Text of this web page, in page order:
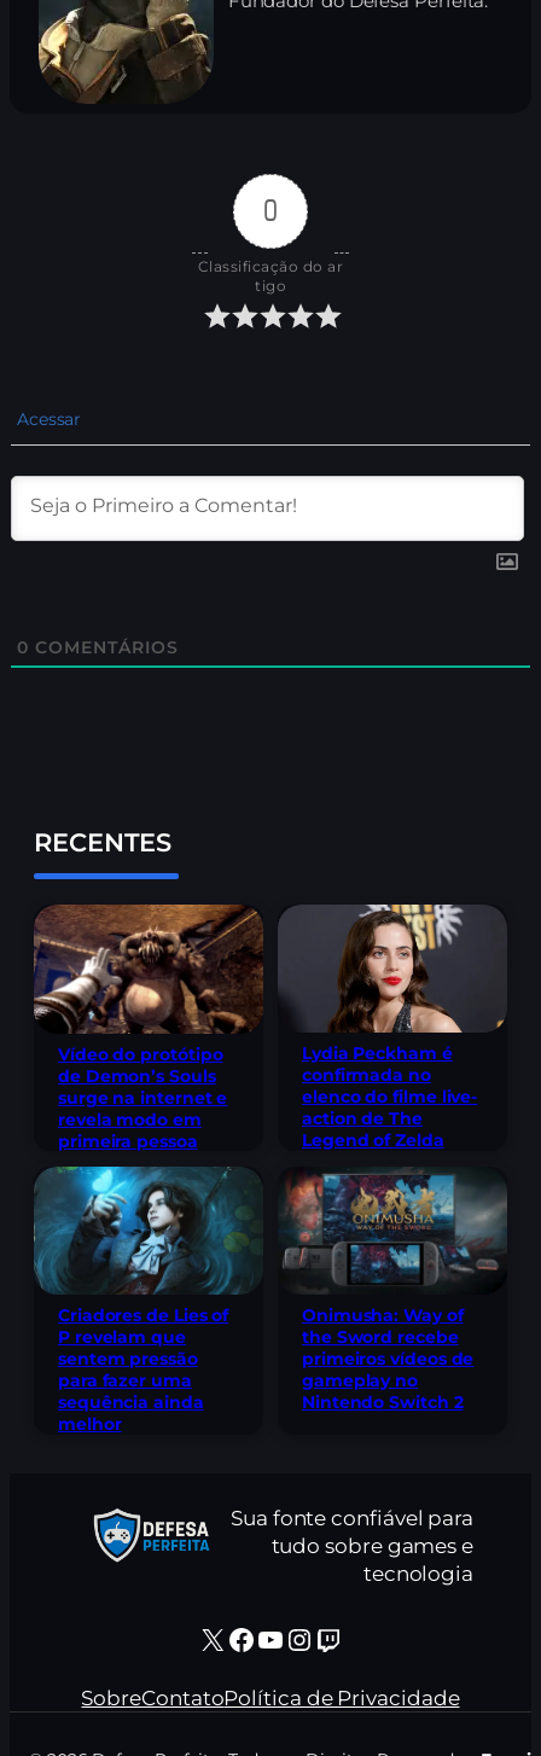
0
Classificação do ar
tigo
Acessar
0 COMENTÁRIOS
RECENTES
Vídeo do protótipo
de Demon’s Souls
surge na internet e
revela modo em
primeira pessoa
Lydia Peckham é
confirmada no
elenco do filme live-
action de The
Legend of Zelda
Criadores de Lies of
P revelam que
sentem pressão
para fazer uma
sequência ainda
melhor
Onimusha: Way of
the Sword recebe
primeiros vídeos de
gameplay no
Nintendo Switch 2
Sua fonte confiável para
tudo sobre games e
tecnologia
X Facebook Youtube Instagram Twitch
SobreContatoPolítica de Privacidade